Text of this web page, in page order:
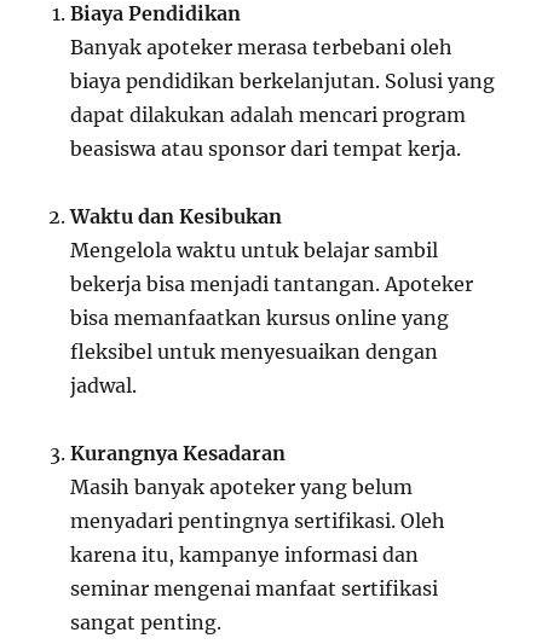
Biaya Pendidikan
Banyak apoteker merasa terbebani oleh
biaya pendidikan berkelanjutan. Solusi yang
dapat dilakukan adalah mencari program
beasiswa atau sponsor dari tempat kerja.
Waktu dan Kesibukan
Mengelola waktu untuk belajar sambil
bekerja bisa menjadi tantangan. Apoteker
bisa memanfaatkan kursus online yang
fleksibel untuk menyesuaikan dengan
jadwal.
Kurangnya Kesadaran
Masih banyak apoteker yang belum
menyadari pentingnya sertifikasi. Oleh
karena itu, kampanye informasi dan
seminar mengenai manfaat sertifikasi
sangat penting.